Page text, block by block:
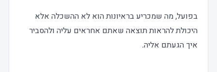
בפועל, מה שמכריע בראיונות הוא לא ההשכלה אלא
היכולת להראות תוצאה שאתם אחראים עליה ולהסביר
איך הגעתם אליה.